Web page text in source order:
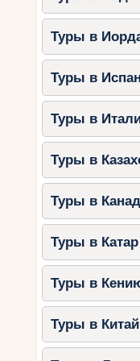
лета.
3.
Этот город
отдыха и
предлагает:
Золотая
символ
Туры в
Туры в
Туры в
Туры в
Туры в
Туры в Катар
Туры в
Туры в Китай